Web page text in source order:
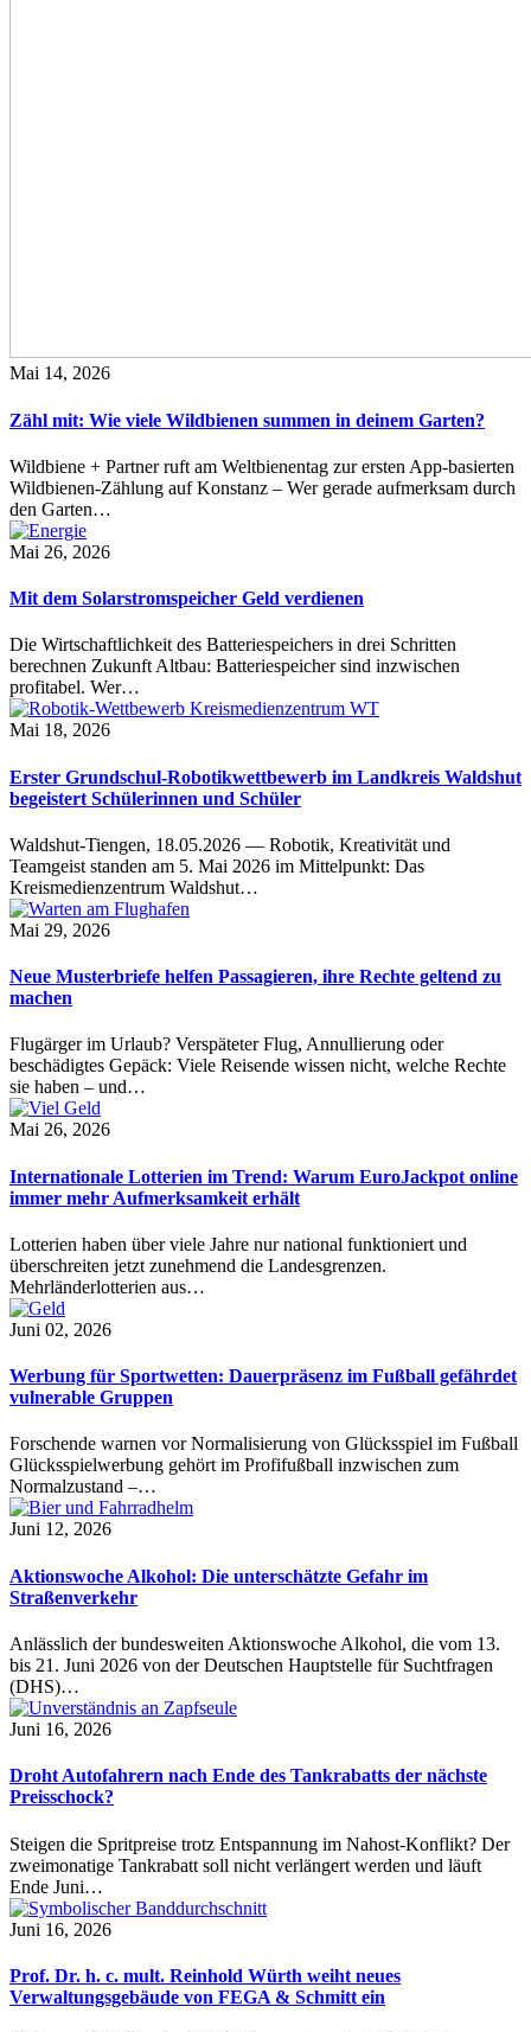
Mai 14, 2026
Zähl mit: Wie viele Wildbienen summen in deinem Garten?
Wildbiene + Partner ruft am Weltbienentag zur ersten App-basierten
Wildbienen-Zählung auf Konstanz – Wer gerade aufmerksam durch
den Garten…
Mai 26, 2026
Mit dem Solarstromspeicher Geld verdienen
Die Wirtschaftlichkeit des Batteriespeichers in drei Schritten
berechnen Zukunft Altbau: Batteriespeicher sind inzwischen
profitabel. Wer…
Mai 18, 2026
Erster Grundschul-Robotikwettbewerb im Landkreis Waldshut
begeistert Schülerinnen und Schüler
Waldshut-Tiengen, 18.05.2026 — Robotik, Kreativität und
Teamgeist standen am 5. Mai 2026 im Mittelpunkt: Das
Kreismedienzentrum Waldshut…
Mai 29, 2026
Neue Musterbriefe helfen Passagieren, ihre Rechte geltend zu
machen
Flugärger im Urlaub? Verspäteter Flug, Annullierung oder
beschädigtes Gepäck: Viele Reisende wissen nicht, welche Rechte
sie haben – und…
Mai 26, 2026
Internationale Lotterien im Trend: Warum EuroJackpot online
immer mehr Aufmerksamkeit erhält
Lotterien haben über viele Jahre nur national funktioniert und
überschreiten jetzt zunehmend die Landesgrenzen.
Mehrländerlotterien aus…
Juni 02, 2026
Werbung für Sportwetten: Dauerpräsenz im Fußball gefährdet
vulnerable Gruppen
Forschende warnen vor Normalisierung von Glücksspiel im Fußball
Glücksspielwerbung gehört im Profifußball inzwischen zum
Normalzustand –…
Juni 12, 2026
Aktionswoche Alkohol: Die unterschätzte Gefahr im
Straßenverkehr
Anlässlich der bundesweiten Aktionswoche Alkohol, die vom 13.
bis 21. Juni 2026 von der Deutschen Hauptstelle für Suchtfragen
(DHS)…
Juni 16, 2026
Droht Autofahrern nach Ende des Tankrabatts der nächste
Preisschock?
Steigen die Spritpreise trotz Entspannung im Nahost-Konflikt? Der
zweimonatige Tankrabatt soll nicht verlängert werden und läuft
Ende Juni…
Juni 16, 2026
Prof. Dr. h. c. mult. Reinhold Würth weiht neues
Verwaltungsgebäude von FEGA & Schmitt ein